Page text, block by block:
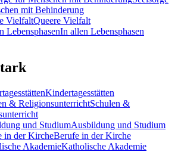
mit Behinderung
Queere Vielfalt
In allen Lebensphasen
Kindertagesstätten
Schulen &
Ausbildung und Studium
Berufe in der Kirche
Katholische Akademie